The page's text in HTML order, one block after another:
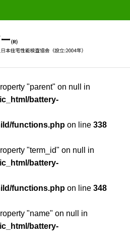
"parent" on null in
battery-
functions.php on line 338
"term_id" on null in
battery-
functions.php on line 348
"name" on null in
battery-